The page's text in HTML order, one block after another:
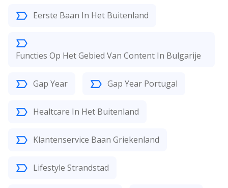
Eerste Baan In Het Buitenland
Functies Op Het Gebied Van Content In Bulgarije
Gap Year Gap Year Portugal
Healtcare In Het Buitenland
Klantenservice Baan Griekenland
Lifestyle Strandstad